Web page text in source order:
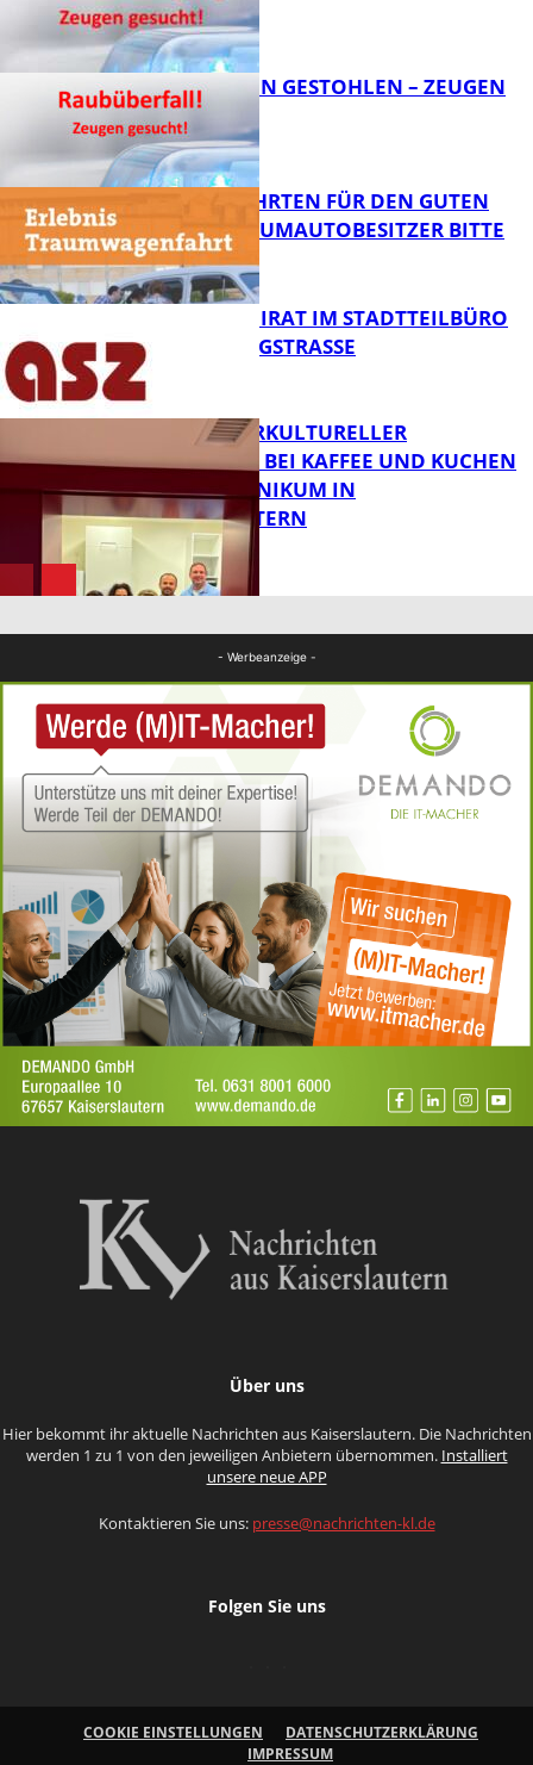
FB News
TEURE KETTEN GESTOHLEN – ZEUGEN
GESUCHT!
FB News
SPENDENFAHRTEN FÜR DEN GUTEN
ZWECK – TRAUMAUTOBESITZER BITTE
MELDEN!
FB News
SENIORENBEIRAT IM STADTTEILBÜRO
IN DER KÖNIGSTRASSE
NEUER INTERKULTURELLER
TREFFPUNKT BEI KAFFEE UND KUCHEN
IM PFALZKLINIKUM IN
KAISERSLAUTERN
- Werbeanzeige -
Über uns
Hier bekommt ihr aktuelle Nachrichten aus Kaiserslautern. Die Nachrichten
werden 1 zu 1 von den jeweiligen Anbietern übernommen. Installiert
unsere neue APP
Kontaktieren Sie uns: presse@nachrichten-kl.de
Folgen Sie uns
COOKIE EINSTELLUNGEN
DATENSCHUTZERKLÄRUNG
IMPRESSUM